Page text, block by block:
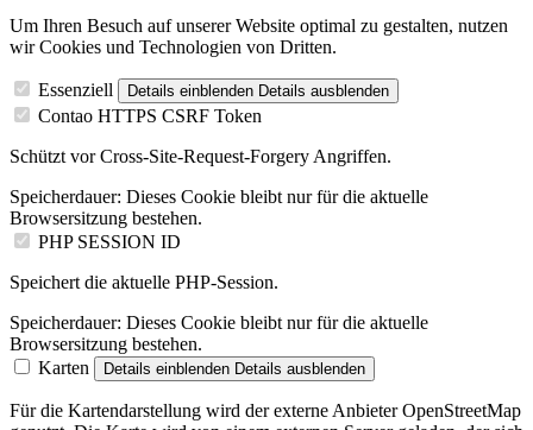
Um Ihren Besuch auf unserer Website optimal zu gestalten, nutzen
wir Cookies und Technologien von Dritten.
Essenziell Details einblenden Details ausblenden
Contao HTTPS CSRF Token
Schützt vor Cross-Site-Request-Forgery Angriffen.
Speicherdauer: Dieses Cookie bleibt nur für die aktuelle
Browsersitzung bestehen.
PHP SESSION ID
Speichert die aktuelle PHP-Session.
Speicherdauer: Dieses Cookie bleibt nur für die aktuelle
Browsersitzung bestehen.
Karten
Details einblenden Details ausblenden
Für die Kartendarstellung wird der externe Anbieter OpenStreetMap